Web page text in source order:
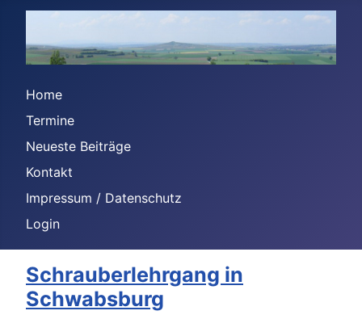
Home
Termine
Neueste Beiträge
Kontakt
Impressum / Datenschutz
Login
Schrauberlehrgang in
Schwabsburg